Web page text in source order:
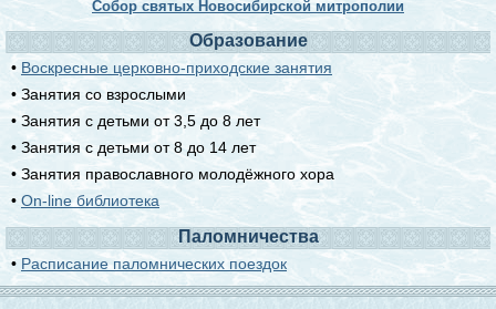
Собор святых Новосибирской митрополии
Образование
• Воскресные церковно-приходские занятия
• Занятия со взрослыми
• Занятия с детьми от 3,5 до 8 лет
• Занятия с детьми от 8 до 14 лет
• Занятия православного молодёжного хора
• On-line библиотека
Паломничества
• Расписание паломнических поездок